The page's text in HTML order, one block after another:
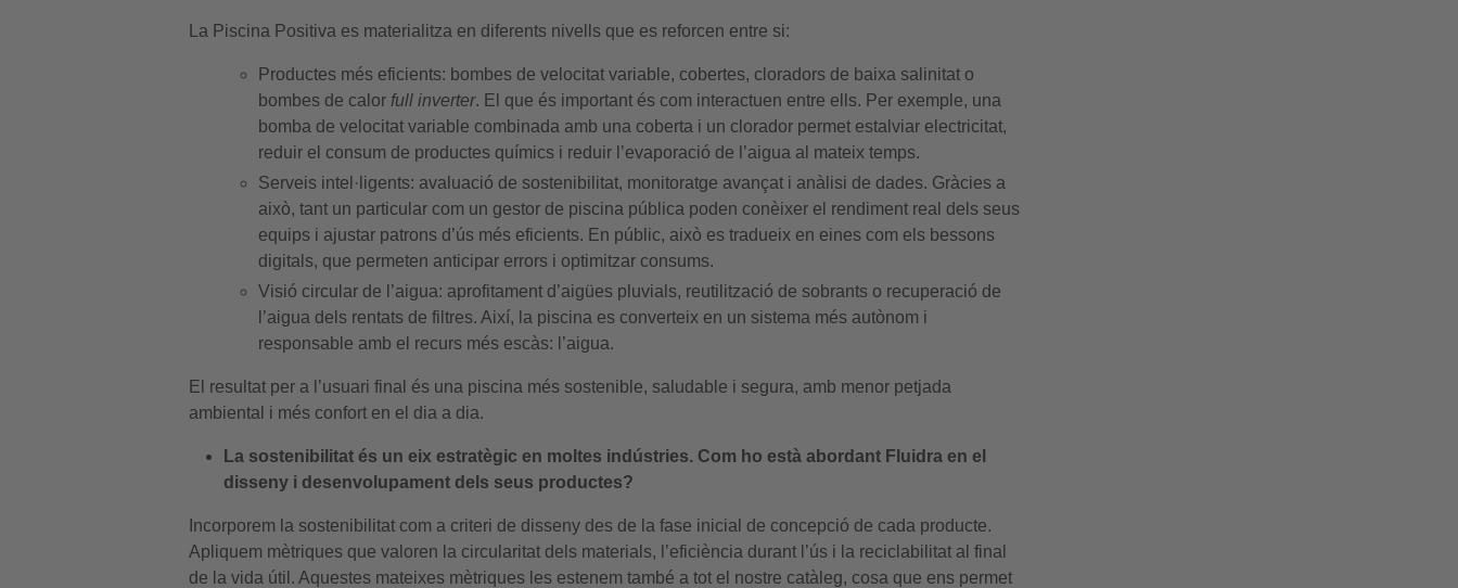
La Piscina Positiva es materialitza en diferents nivells que es reforcen entre si:
Productes més eficients: bombes de velocitat variable, cobertes, cloradors de baixa salinitat o
bombes de calor full inverter. El que és important és com interactuen entre ells. Per exemple, una
bomba de velocitat variable combinada amb una coberta i un clorador permet estalviar electricitat,
reduir el consum de productes químics i reduir l’evaporació de l’aigua al mateix temps.
Serveis intel·ligents: avaluació de sostenibilitat, monitoratge avançat i anàlisi de dades. Gràcies a
això, tant un particular com un gestor de piscina pública poden conèixer el rendiment real dels seus
equips i ajustar patrons d’ús més eficients. En públic, això es tradueix en eines com els bessons
digitals, que permeten anticipar errors i optimitzar consums.
Visió circular de l’aigua: aprofitament d’aigües pluvials, reutilització de sobrants o recuperació de
l’aigua dels rentats de filtres. Així, la piscina es converteix en un sistema més autònom i
responsable amb el recurs més escàs: l’aigua.
El resultat per a l’usuari final és una piscina més sostenible, saludable i segura, amb menor petjada
ambiental i més confort en el dia a dia.
La sostenibilitat és un eix estratègic en moltes indústries. Com ho està abordant Fluidra en el
disseny i desenvolupament dels seus productes?
Incorporem la sostenibilitat com a criteri de disseny des de la fase inicial de concepció de cada producte.
Apliquem mètriques que valoren la circularitat dels materials, l’eficiència durant l’ús i la reciclabilitat al final
de la vida útil. Aquestes mateixes mètriques les estenem també a tot el nostre catàleg, cosa que ens permet